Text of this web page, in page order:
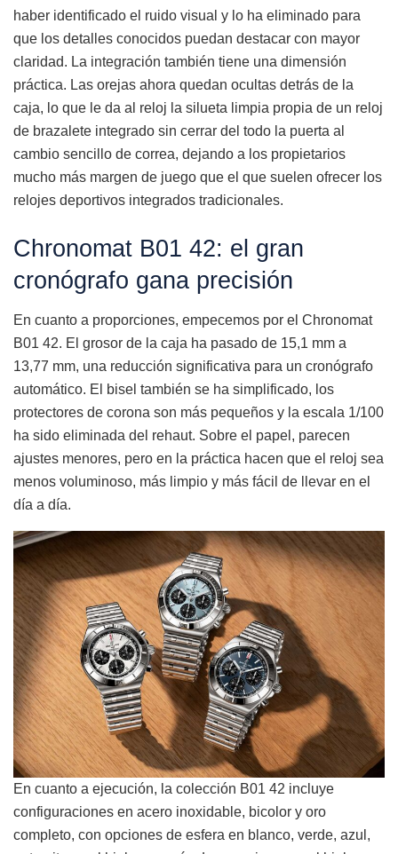
haber identificado el ruido visual y lo ha eliminado para
que los detalles conocidos puedan destacar con mayor
claridad. La integración también tiene una dimensión
práctica. Las orejas ahora quedan ocultas detrás de la
caja, lo que le da al reloj la silueta limpia propia de un reloj
de brazalete integrado sin cerrar del todo la puerta al
cambio sencillo de correa, dejando a los propietarios
mucho más margen de juego que el que suelen ofrecer los
relojes deportivos integrados tradicionales.
Chronomat B01 42: el gran
cronógrafo gana precisión
En cuanto a proporciones, empecemos por el Chronomat
B01 42. El grosor de la caja ha pasado de 15,1 mm a
13,77 mm, una reducción significativa para un cronógrafo
automático. El bisel también se ha simplificado, los
protectores de corona son más pequeños y la escala 1/100
ha sido eliminada del rehaut. Sobre el papel, parecen
ajustes menores, pero en la práctica hacen que el reloj sea
menos voluminoso, más limpio y más fácil de llevar en el
día a día.
En cuanto a ejecución, la colección B01 42 incluye
configuraciones en acero inoxidable, bicolor y oro
completo, con opciones de esfera en blanco, verde, azul,